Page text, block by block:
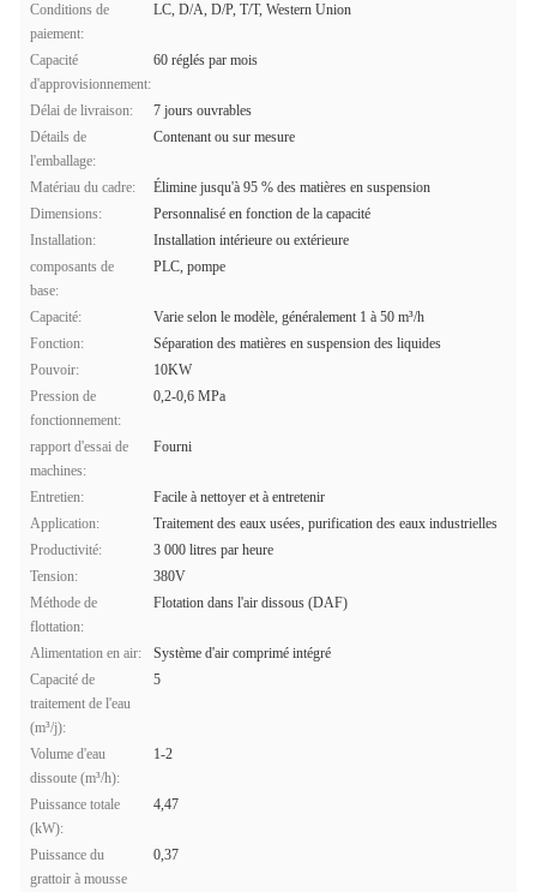
Conditions de
paiement:
LC, D/A, D/P, T/T, Western Union
Capacité
d'approvisionnement:
60 réglés par mois
Délai de livraison:
7 jours ouvrables
Détails de
l'emballage:
Contenant ou sur mesure
Matériau du cadre:
Élimine jusqu'à 95 % des matières en suspension
Dimensions:
Personnalisé en fonction de la capacité
Installation:
Installation intérieure ou extérieure
composants de
base:
PLC, pompe
Capacité:
Varie selon le modèle, généralement 1 à 50 m³/h
Fonction:
Séparation des matières en suspension des liquides
Pouvoir:
10KW
Pression de
fonctionnement:
0,2-0,6 MPa
rapport d'essai de
machines:
Fourni
Entretien:
Facile à nettoyer et à entretenir
Application:
Traitement des eaux usées, purification des eaux industrielles
Productivité:
3 000 litres par heure
Tension:
380V
Méthode de
flottation:
Flotation dans l'air dissous (DAF)
Alimentation en air:
Système d'air comprimé intégré
Capacité de
traitement de l'eau
(m³/j):
5
Volume d'eau
dissoute (m³/h):
1-2
Puissance totale
(kW):
4,47
Puissance du
grattoir à mousse
0,37